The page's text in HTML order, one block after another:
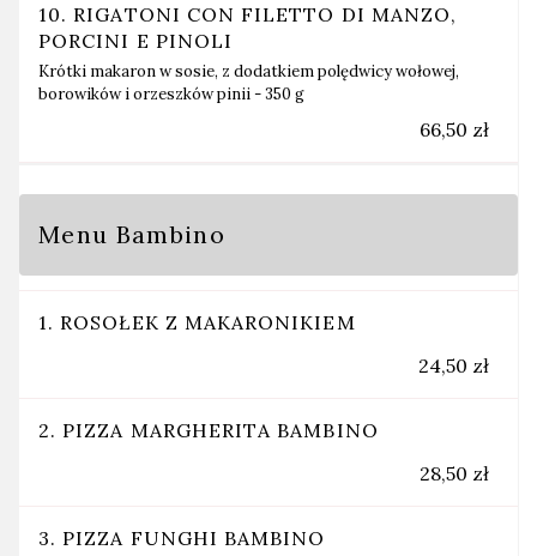
10. RIGATONI CON FILETTO DI MANZO,
PORCINI E PINOLI
Krótki makaron w sosie, z dodatkiem polędwicy wołowej,
borowików i orzeszków pinii - 350 g
66,50 zł
Menu Bambino
1. ROSOŁEK Z MAKARONIKIEM
24,50 zł
2. PIZZA MARGHERITA BAMBINO
28,50 zł
3. PIZZA FUNGHI BAMBINO